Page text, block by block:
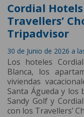
Cordial
Travellers’
Tripadvisor
30 de Junio de 2026 a
Los hoteles
Blanca, los
viviendas
Santa Águeda y los
Sandy Golf y
con los Travellers’